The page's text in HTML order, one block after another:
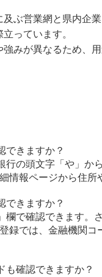
ぶ営業網と県内企
っています。
みが異なるため、
できますか？
行の頭文字「や」か
情報ページから住所
できますか？
欄で確認できます。
録では、金融機関
も確認できますか？